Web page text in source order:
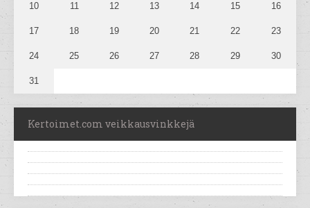
10 11 12 13 14 15 16
17 18 19 20 21 22 23
24 25 26 27 28 29 30
31
Kertoimet.com veikkausvinkkejä